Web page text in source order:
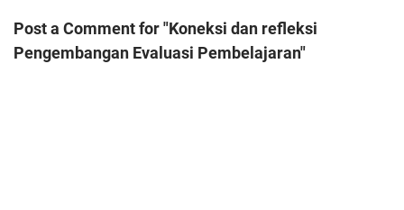
Post a Comment for "Koneksi dan refleksi
Pengembangan Evaluasi Pembelajaran"